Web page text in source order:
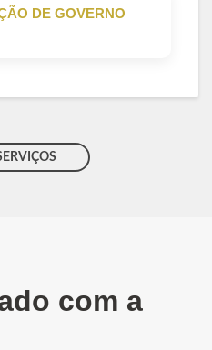
DE GOVERNO
com a